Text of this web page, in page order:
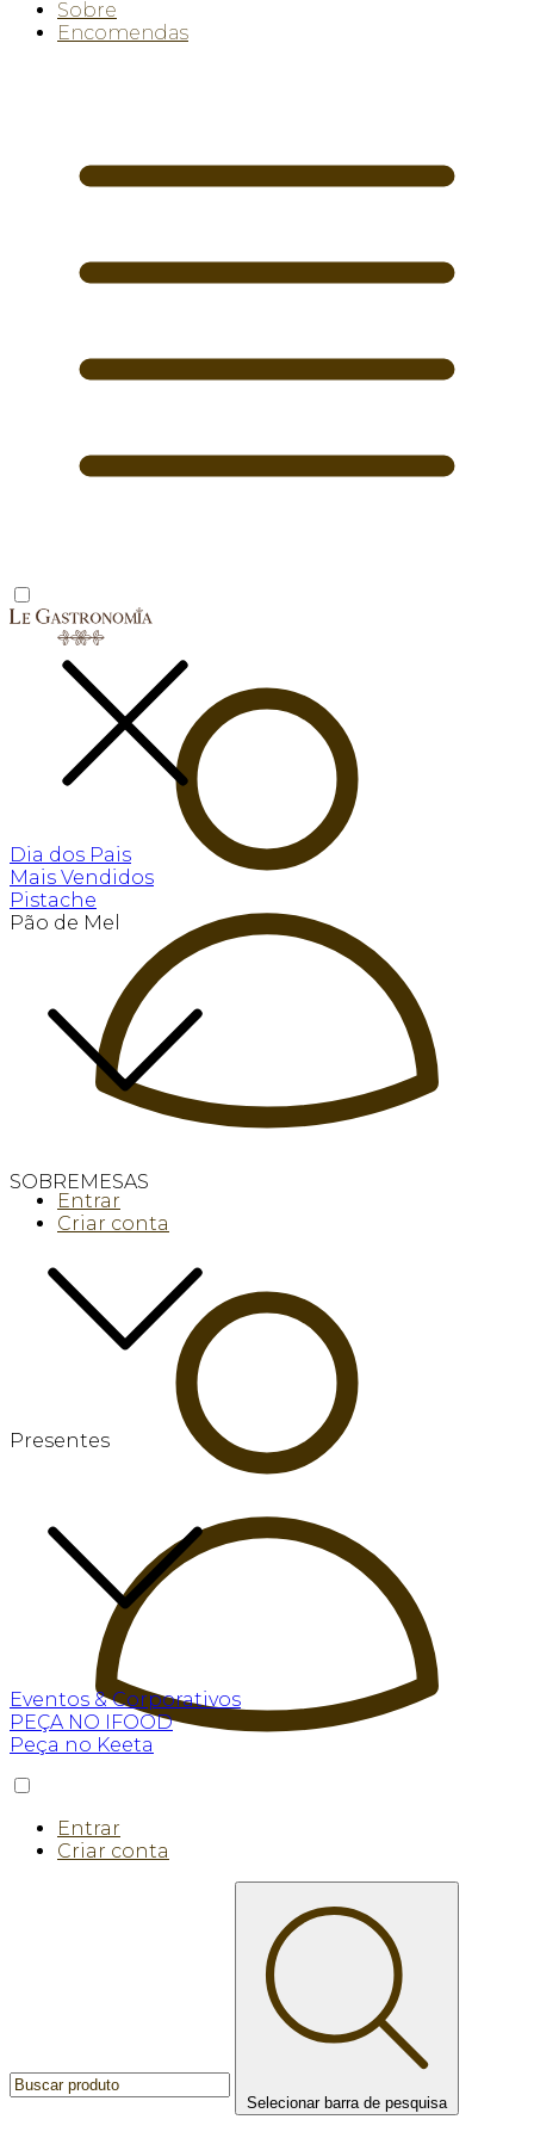
Sobre
Encomendas
Dia dos Pais
Mais Vendidos
Pistache
Pão de Mel
SOBREMESAS
Presentes
Eventos & Corporativos
PEÇA NO IFOOD
Peça no Keeta
Entrar
Criar conta
Entrar
Criar conta
Selecionar barra de pesquisa